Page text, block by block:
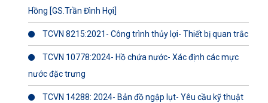
Hồng [GS.Trần Đình Hợi]
TCVN 8215:2021- Công trình thủy lợi- Thiết bị quan trắc
TCVN 10778:2024- Hồ chứa nước- Xác định các mực
nước đặc trưng
TCVN 14288: 2024- Bản đồ ngập lụt- Yêu cầu kỹ thuật